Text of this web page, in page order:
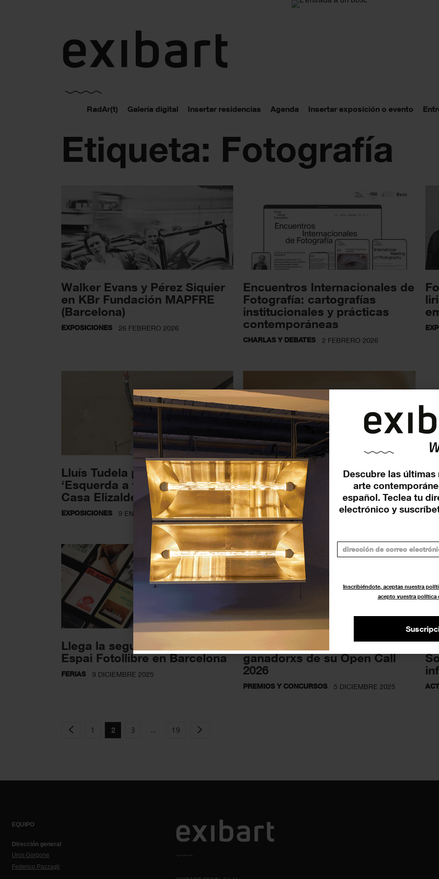
Descubre las
arte
español. Teclea tu
electrónico y
Inscribiéndote, aceptas nuestra
acepto vuestra política
RadAr(t) Galería digital Insertar residencias Agenda Insertar exposición o evento
Etiqueta: Fotografía
Walker Evans y Pérez Siquier
en KBr Fundación MAPFRE
(Barcelona)
EXPOSICIONES 26 FEBRERO 2026
Encuentros Internacionales de
Fotografía: cartografías
institucionales y prácticas
contemporáneas
CHARLAS Y DEBATES 2 FEBRERO 2026
Lluís Tudela presenta
‘Esquerda a través’ en La
Casa Elizalde (Barcelona)
EXPOSICIONES 9 ENERO 2026
Colita y el tiempo como
materia: ‘Inexorable’ en
RocioSantaCruz (Barcelona)
EXPOSICIONES 18 DICIEMBRE 2025
Llega la segunda edición de
Espai Fotollibre en Barcelona
FERIAS 9 DICIEMBRE 2025
Getxophoto anuncia lxs
ganadorxs de su Open Call
2026
PREMIOS Y CONCURSOS 5 DICIEMBRE 2025
1 2 3 ... 19
EQUIPO
Dirección general
Uros Gorgone
Federico Pazzagli